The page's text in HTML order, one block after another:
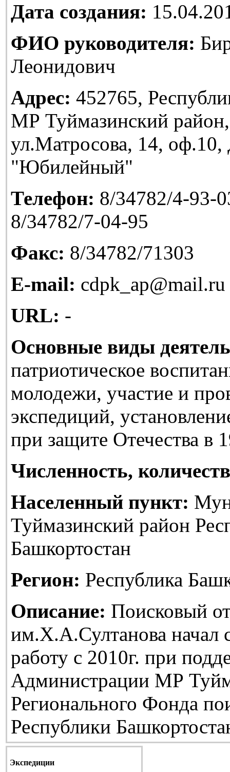
Дата создания:
ФИО руководителя:
Леонидович
Адрес: 452765,
МР Туймазинский
ул.Матросова, 14,
"Юбилейный"
Телефон: 8/34782/4-93-
8/34782/7-04-95
Факс: 8/34782/71303
E-mail: cdpk_ap@mail.ru
URL: -
Основные виды
патриотическое
молодежи, участие и
экспедиций,
при защите Отечества в
Численность,
Населенный пункт:
Туймазинский район
Башкортостан
Регион: Республика
Описание: Поисковый
им.Х.А.Султанова начал
работу с 2010г. при
Администрации МР
Регионального Фонда
Республики
Экспедиции